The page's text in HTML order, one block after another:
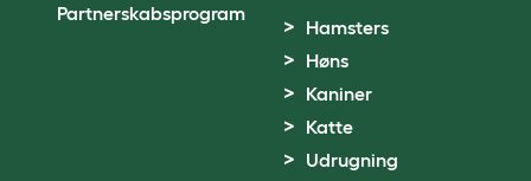
Partnerskabsprogram
Hamsters
Høns
Kaniner
Katte
Udrugning